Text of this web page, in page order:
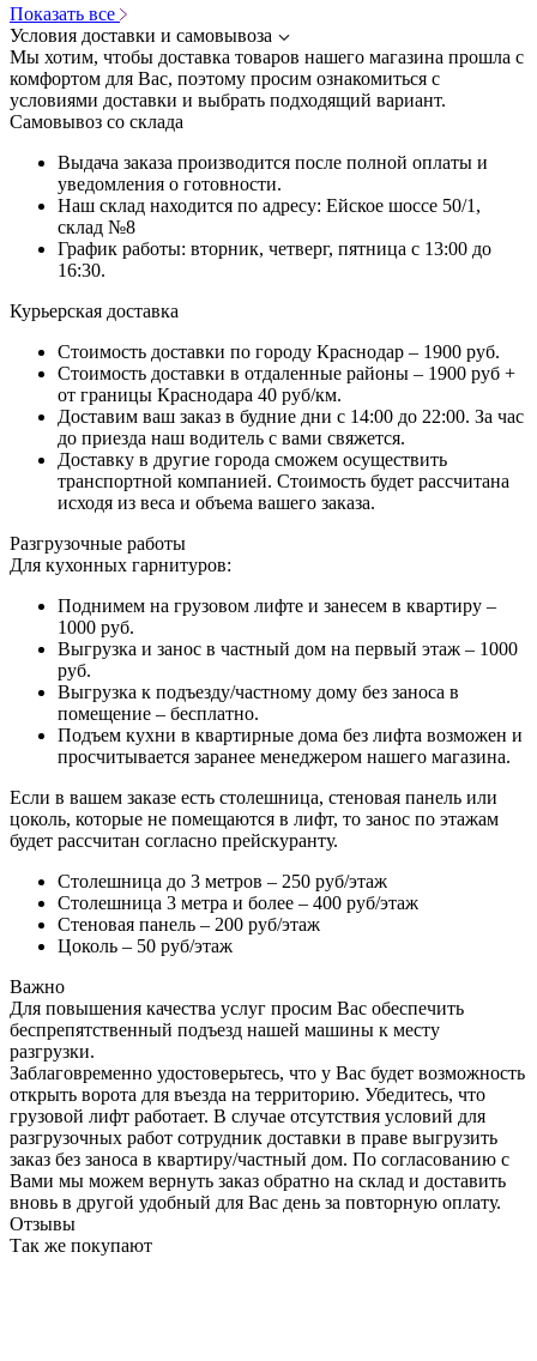
Показать все
Условия доставки и самовывоза
Мы хотим, чтобы доставка товаров нашего магазина прошла с
комфортом для Вас, поэтому просим ознакомиться с
условиями доставки и выбрать подходящий вариант.
Самовывоз со склада
Выдача заказа производится после полной оплаты и
уведомления о готовности.
Наш склад находится по адресу: Ейское шоссе 50/1,
склад №8
График работы: вторник, четверг, пятница с 13:00 до
16:30.
Курьерская доставка
Стоимость доставки по городу Краснодар – 1900 руб.
Стоимость доставки в отдаленные районы – 1900 руб +
от границы Краснодара 40 руб/км.
Доставим ваш заказ в будние дни с 14:00 до 22:00. За час
до приезда наш водитель с вами свяжется.
Доставку в другие города сможем осуществить
транспортной компанией. Стоимость будет рассчитана
исходя из веса и объема вашего заказа.
Разгрузочные работы
Для кухонных гарнитуров:
Поднимем на грузовом лифте и занесем в квартиру –
1000 руб.
Выгрузка и занос в частный дом на первый этаж – 1000
руб.
Выгрузка к подъезду/частному дому без заноса в
помещение – бесплатно.
Подъем кухни в квартирные дома без лифта возможен и
просчитывается заранее менеджером нашего магазина.
Если в вашем заказе есть столешница, стеновая панель или
цоколь, которые не помещаются в лифт, то занос по этажам
будет рассчитан согласно прейскуранту.
Столешница до 3 метров – 250 руб/этаж
Столешница 3 метра и более – 400 руб/этаж
Стеновая панель – 200 руб/этаж
Цоколь – 50 руб/этаж
Важно
Для повышения качества услуг просим Вас обеспечить
беспрепятственный подъезд нашей машины к месту
разгрузки.
Заблаговременно удостоверьтесь, что у Вас будет возможность
открыть ворота для въезда на территорию. Убедитесь, что
грузовой лифт работает. В случае отсутствия условий для
разгрузочных работ сотрудник доставки в праве выгрузить
заказ без заноса в квартиру/частный дом. По согласованию с
Вами мы можем вернуть заказ обратно на склад и доставить
вновь в другой удобный для Вас день за повторную оплату.
Отзывы
Так же покупают